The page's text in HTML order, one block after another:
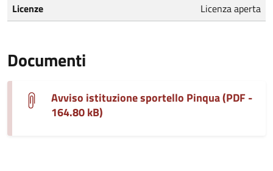
Licenze Licenza aperta
Documenti
Avviso istituzione sportello Pinqua (PDF -
164.80 kB)